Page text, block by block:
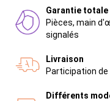
Garantie totale
Pièces, main
signalés
Livraison
Participation de
Différents